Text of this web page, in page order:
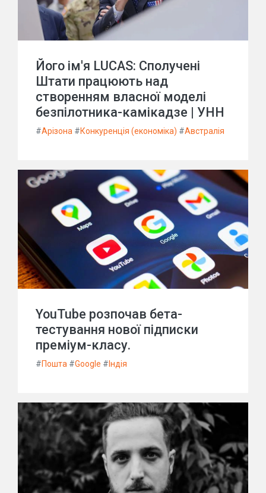
Його ім'я LUCAS: Сполучені
Штати працюють над
створенням власної моделі
безпілотника-камікадзе | УНН
#Арізона #Конкуренція (економіка) #Австралія
YouTube розпочав бета-
тестування нової підписки
преміум-класу.
#Пошта #Google # Індія